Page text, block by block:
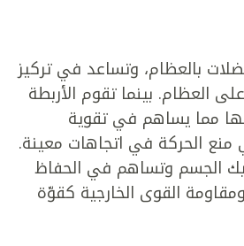
بالعظام، وتساعد في تركيز
العظام. بينما تقوم الأربطة
مما يساهم في تقوية
الحركة في اتجاهات معينة.
الجسم وتساهم في الحفاظ
القوى الخارجية كقوّة